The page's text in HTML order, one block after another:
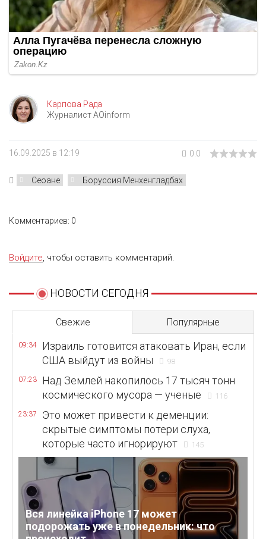
Карпова Рада
Журналист AOinform
16.09.2025 в 12:19 0.0
Сеоане Боруссия Менхенгладбах
Комментариев: 0
Войдите, чтобы оставить комментарий.
НОВОСТИ СЕГОДНЯ
Свежие Популярные
09:34
Израиль готовится атаковать Иран, если
США выйдут из войны
98
07:23
Над Землей накопилось 17 тысяч тонн
космического мусора — ученые
116
23:37
Это может привести к деменции:
скрытые симптомы потери слуха,
которые часто игнорируют
145
Вся линейка iPhone 17 может
подорожать уже в понедельник: что